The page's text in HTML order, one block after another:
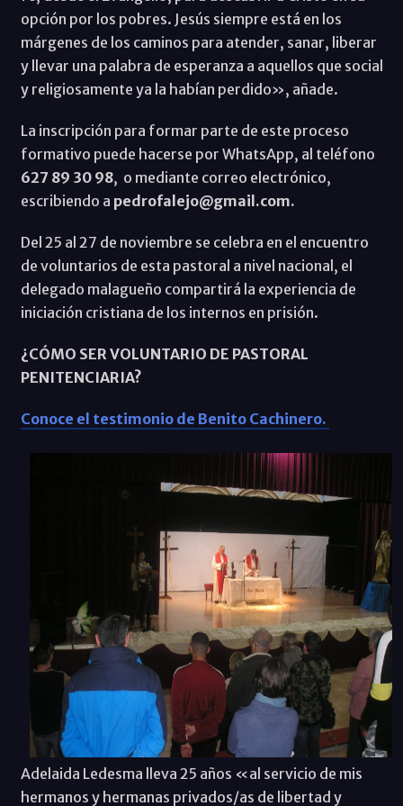
opción por los pobres. Jesús siempre está en los
márgenes de los caminos para atender, sanar, liberar
y llevar una palabra de esperanza a aquellos que social
y religiosamente ya la habían perdido», añade.
La inscripción para formar parte de este proceso
formativo puede hacerse por WhatsApp, al teléfono
627 89 30 98, o mediante correo electrónico,
escribiendo a pedrofalejo@gmail.com.
Del 25 al 27 de noviembre se celebra en el encuentro
de voluntarios de esta pastoral a nivel nacional, el
delegado malagueño compartirá la experiencia de
iniciación cristiana de los internos en prisión.
¿CÓMO SER VOLUNTARIO DE PASTORAL
PENITENCIARIA?
Conoce el testimonio de Benito Cachinero.
Adelaida Ledesma lleva 25 años «al servicio de mis
hermanos y hermanas privados/as de libertad y